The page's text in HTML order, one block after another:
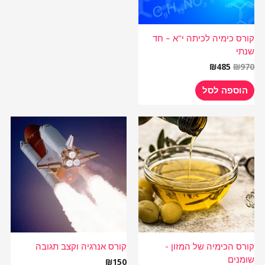
קורס כימיה לכיתה י"א – חד
שנתי
₪970
₪485
הוספה לסל
קורס הכימיה של המזון -
שומנים
קורס אנרגיה וקצב תגובה
₪150